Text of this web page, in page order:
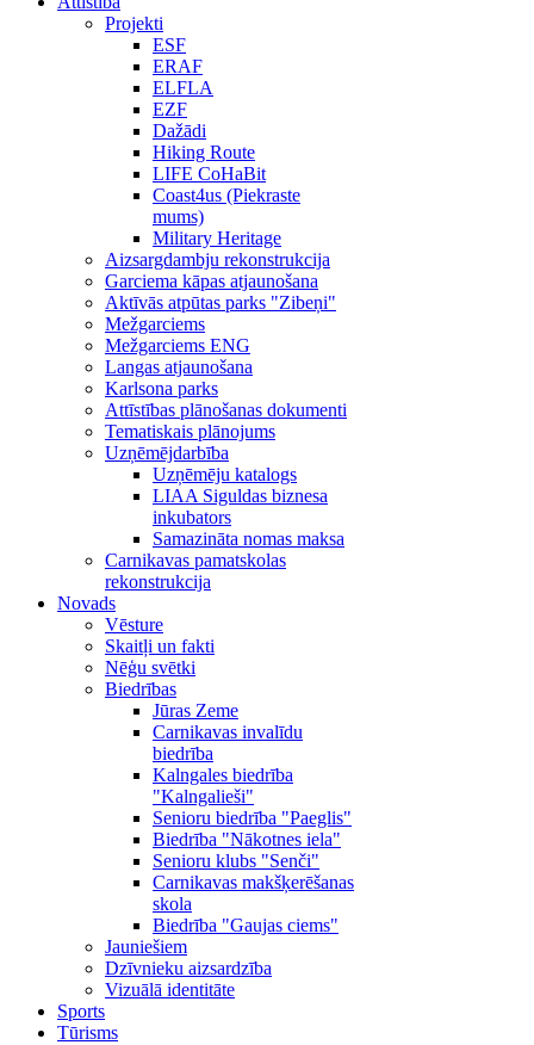
Projekti
ESF
ERAF
ELFLA
EZF
Dažādi
Hiking Route
LIFE CoHaBit
Coast4us (Piekraste
mums)
Military Heritage
Aizsargdambju rekonstrukcija
Garciema kāpas atjaunošana
Aktīvās atpūtas parks "Zibeņi"
Mežgarciems
Mežgarciems ENG
Langas atjaunošana
Karlsona parks
Attīstības plānošanas dokumenti
Tematiskais plānojums
Uzņēmējdarbība
Uzņēmēju katalogs
LIAA Siguldas biznesa
inkubators
Samazināta nomas maksa
Carnikavas pamatskolas
rekonstrukcija
Novads
Vēsture
Skaitļi un fakti
Nēģu svētki
Biedrības
Jūras Zeme
Carnikavas invalīdu
biedrība
Kalngales biedrība
"Kalngalieši"
Senioru biedrība "Paeglis"
Biedrība "Nākotnes iela"
Senioru klubs "Senči"
Carnikavas makšķerēšanas
skola
Biedrība "Gaujas ciems"
Jauniešiem
Dzīvnieku aizsardzība
Vizuālā identitāte
Sports
Tūrisms